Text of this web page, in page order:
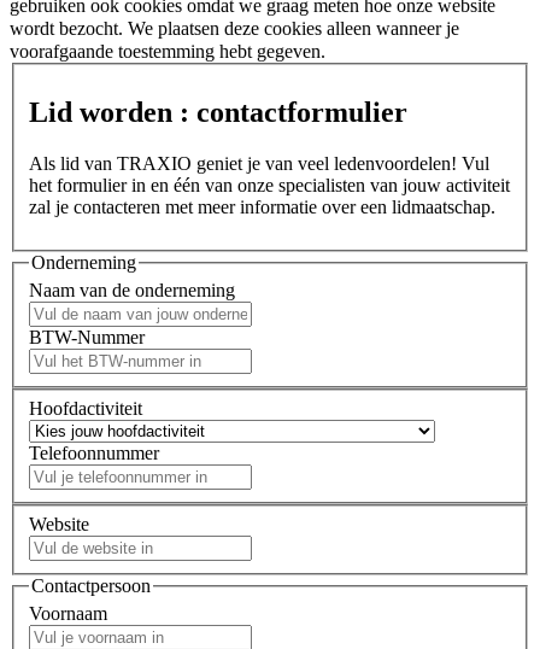
gebruiken ook cookies omdat we graag meten hoe onze website
wordt bezocht. We plaatsen deze cookies alleen wanneer je
voorafgaande toestemming hebt gegeven.
Lid worden : contactformulier
Als lid van TRAXIO geniet je van veel ledenvoordelen! Vul
het formulier in en één van onze specialisten van jouw activiteit
zal je contacteren met meer informatie over een lidmaatschap.
Onderneming
Naam van de onderneming
BTW-Nummer
Hoofdactiviteit
Telefoonnummer
Website
Contactpersoon
Voornaam